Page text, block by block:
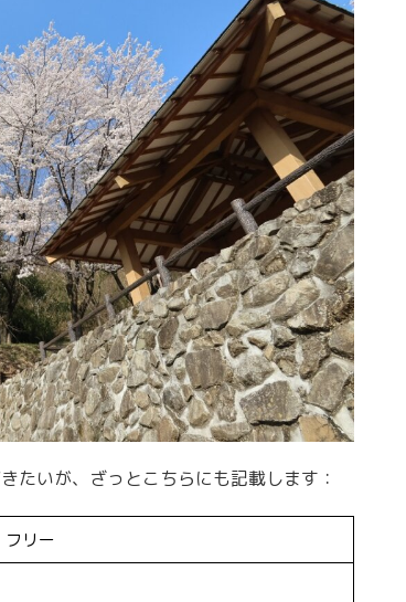
たいが、ざっとこちらにも記載します：
フリー